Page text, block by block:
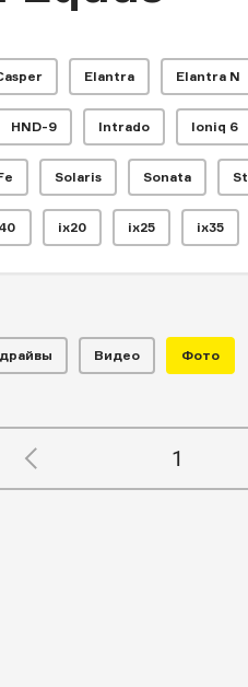
Elantra Elantra N
HND-9 Intrado Ioniq 6
Solaris Sonata
ix20 ix25 ix35
Видео Фото
1